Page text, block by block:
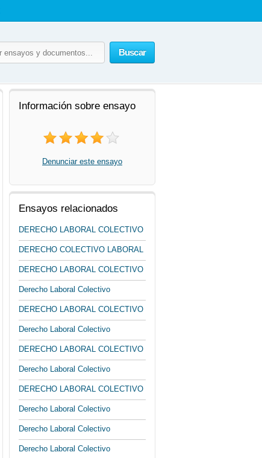
Buscar
Información sobre ensayo
Denunciar este ensayo
Ensayos relacionados
DERECHO LABORAL COLECTIVO
DERECHO COLECTIVO LABORAL
DERECHO LABORAL COLECTIVO
Derecho Laboral Colectivo
DERECHO LABORAL COLECTIVO
Derecho Laboral Colectivo
DERECHO LABORAL COLECTIVO
Derecho Laboral Colectivo
DERECHO LABORAL COLECTIVO
Derecho Laboral Colectivo
Derecho Laboral Colectivo
Derecho Laboral Colectivo